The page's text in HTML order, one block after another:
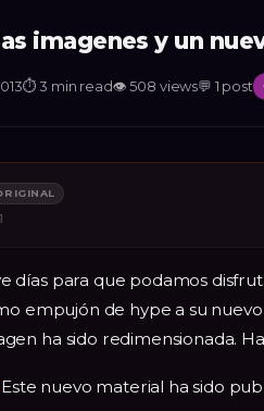
imagenes y un
⏱3 min read👁508 views💬 1 post
1
días para que podamos
empujón de hype a su
ha sido redimensionada.
Este nuevo material ha sido